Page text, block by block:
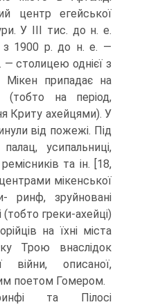
центр егейської
У III тис. до н. е.
з 1900 р. до н. е. —
— столицею однієї з
Мікен припадає на
на період,
Криту ахейцями). У
від пожежі. Під
усипальниці,
та ін. [18,
мікенської
ринф, зруйновані
греки-ахейці)
на їхні міста
Трою внаслідок
війни, описаної,
поетом Гоме­ром.
та Пілосі